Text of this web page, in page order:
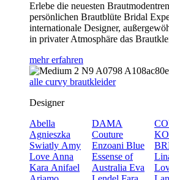
Erlebe die neuesten
persönlichen Brautblüte Bridal
internationale Designer,
in privater Atmosphäre das
mehr erfahren
alle curvy brautkleider
Designer
Abella
Agnieszka
Swiatly Amy
Love Anna
Kara Anifael
DAMA
Couture
Enzoani Blue
Essense of
Australia Eva